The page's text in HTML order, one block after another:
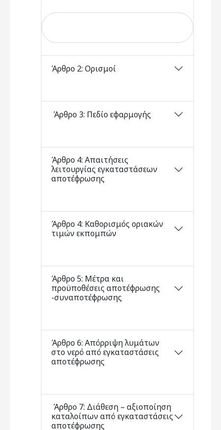
Άρθρο 2: Ορισμοί
Άρθρο 3: Πεδίο εφαρμογής
Άρθρο 4: Απαιτήσεις
λειτουργίας εγκαταστάσεων
αποτέφρωσης
Άρθρο 4: Καθορισμός οριακών
τιμών εκπομπών
Άρθρο 5: Μέτρα και
προϋποθέσεις αποτέφρωσης
-συναποτέφρωσης
Άρθρο 6: Απόρριψη λυμάτων
στο νερό από εγκαταστάσεις
αποτέφρωσης
Άρθρο 7: Διάθεση – αξιοποίηση
καταλοίπων από εγκαταστάσεις
αποτέφρωσης